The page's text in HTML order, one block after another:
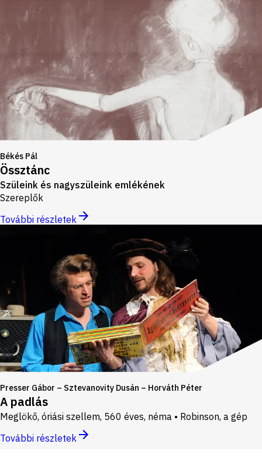
Békés Pál
Össztánc
Szüleink és nagyszüleink emlékének
Szereplők
További részletek
Presser Gábor – Sztevanovity Dusán – Horváth Péter
A padlás
Meglökő, óriási szellem, 560 éves, néma • Robinson, a gép
További részletek